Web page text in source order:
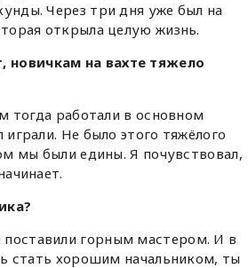
Через три дня уже был на
открыла целую жизнь.
новичкам на вахте тяжело
тогда работали в основном
Не было этого тяжёлого
мы были едины. Я почувствовал,
горным мастером. И в
стать хорошим начальником, ты